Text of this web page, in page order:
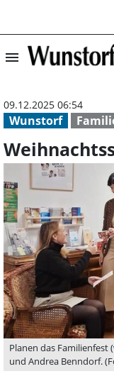
menu
Wunstorf
09.12.2025 06:54
Planen das Familienfest
und Andrea Benndorf.